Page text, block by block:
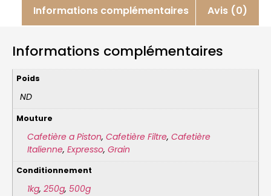
Informations complémentaires Avis (0)
Informations complémentaires
Poids
ND
Mouture
Cafetière a Piston, Cafetière Filtre, Cafetière
Italienne, Expresso, Grain
Conditionnement
1kg, 250g, 500g